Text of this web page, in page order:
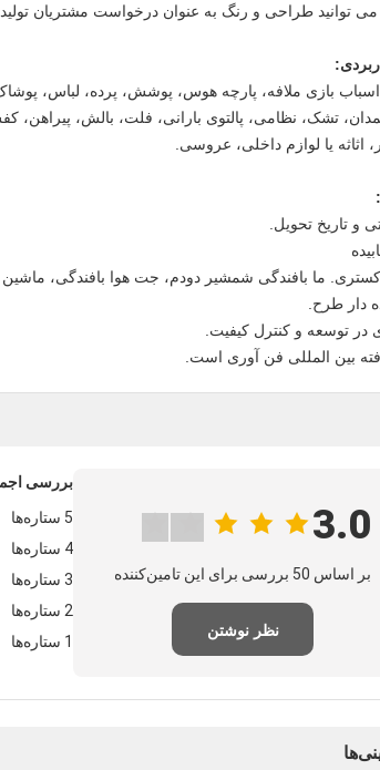
تشک، نظامی، پالتوی بارانی، فلت، بالش،
اثاثه یا لوازم داخلی، عروسی.
3.0
بر اساس 50 بررسی برای این تامین‌کننده
نظر نوشتن
بررسی
5 ستاره‌ها
4 ستاره‌ها
3 ستاره‌ها
2 ستاره‌ها
1 ستاره‌ها